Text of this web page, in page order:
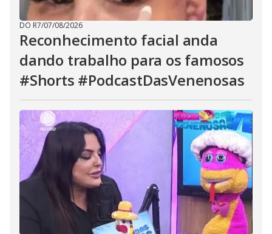
DO R7/07/08/2026
Reconhecimento facial anda
dando trabalho para os famosos
#Shorts #PodcastDasVenenosas